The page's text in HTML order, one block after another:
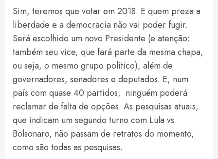
Sim, teremos que votar em 2018. E quem preza a
liberdade e a democracia não vai poder fugir.
Será escolhido um novo Presidente (e atenção:
também seu vice, que fará parte da mesma chapa,
ou seja, o mesmo grupo político), além de
governadores, senadores e deputados. E, num
país com quase 40 partidos, ninguém poderá
reclamar de falta de opções. As pesquisas atuais,
que indicam um segundo turno com Lula vs
Bolsonaro, não passam de retratos do momento,
como são todas as pesquisas.